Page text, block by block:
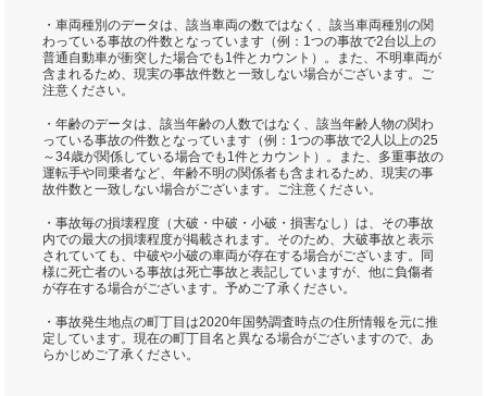
・車両種別のデータは、該当車両の数ではなく、該当車両種別の関
わっている事故の件数となっています（例：1つの事故で2台以上の
普通自動車が衝突した場合でも1件とカウント）。また、不明車両が
含まれるため、現実の事故件数と一致しない場合がございます。ご
注意ください。
・年齢のデータは、該当年齢の人数ではなく、該当年齢人物の関わ
っている事故の件数となっています（例：1つの事故で2人以上の25
～34歳が関係している場合でも1件とカウント）。また、多重事故の
運転手や同乗者など、年齢不明の関係者も含まれるため、現実の事
故件数と一致しない場合がございます。ご注意ください。
・事故毎の損壊程度（大破・中破・小破・損害なし）は、その事故
内での最大の損壊程度が掲載されます。そのため、大破事故と表示
されていても、中破や小破の車両が存在する場合がございます。同
様に死亡者のいる事故は死亡事故と表記していますが、他に負傷者
が存在する場合がございます。予めご了承ください。
・事故発生地点の町丁目は2020年国勢調査時点の住所情報を元に推
定しています。現在の町丁目名と異なる場合がございますので、あ
らかじめご了承ください。